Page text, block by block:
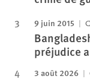
9 juin 2015
préjudice
3 août 2026